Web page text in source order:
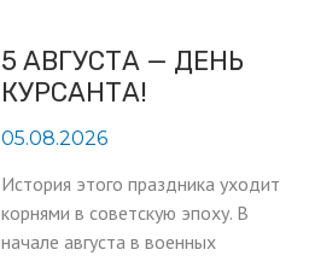
5 АВГУСТА — ДЕНЬ
КУРСАНТА!
05.08.2026
История этого праздника уходит
корнями в советскую эпоху. В
начале августа в военных